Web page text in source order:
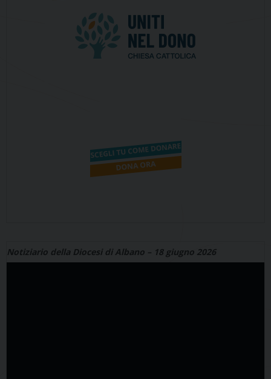
Notiziario della Diocesi di Albano – 18 giugno 2026